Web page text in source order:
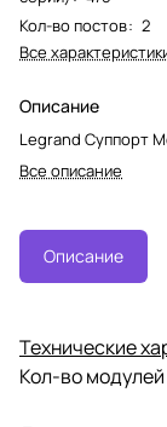
Кол-во постов: 2
Все
Описание
Legrand Суппорт
Все описание
Описание
Технические
Кол-во